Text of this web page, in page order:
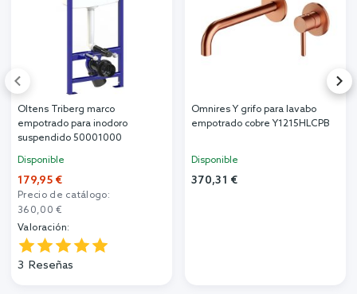
Oltens Triberg marco
empotrado para inodoro
suspendido 50001000
Disponible
179,95 €
Precio de catálogo:
360,00 €
Valoración:
3 Reseñas
Omnires Y grifo para lavabo
empotrado cobre Y1215HLCPB
Disponible
370,31 €